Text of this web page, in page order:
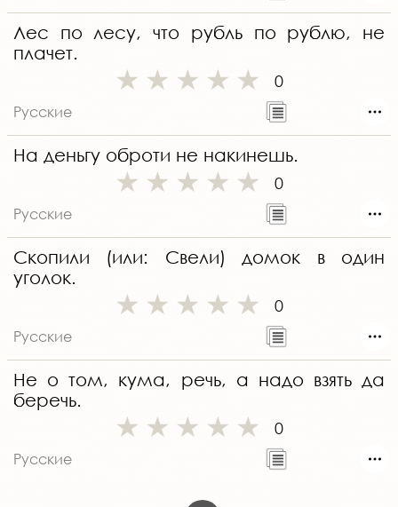
Лес по лесу, что рубль по рублю, не
плачет.
0
Русские
На деньгу оброти не накинешь.
0
Русские
Скопили (или: Свели) домок в один
уголок.
0
Русские
Не о том, кума, речь, а надо взять да
беречь.
0
Русские